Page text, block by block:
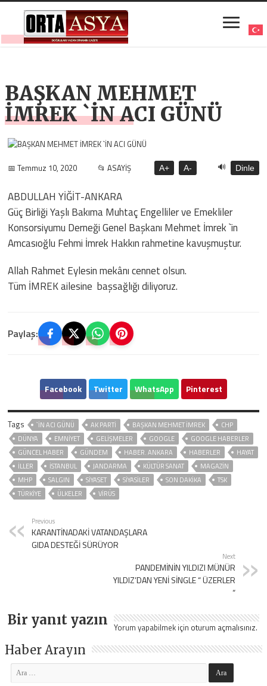
BAŞKAN MEHMET
İMREK `İN ACI GÜNÜ
📅 Temmuz 10, 2020 📂 ASAYİŞ A+ A- 🔊 Dinle
ABDULLAH YİĞİT-ANKARA
Güç Birliği Yaşlı Bakıma Muhtaç Engelliler ve Emekliler
Konsorsiyumu Derneği Genel Başkanı Mehmet İmrek `in
Amcasıoğlu Fehmi İmrek Hakkın rahmetine kavuşmuştur.
Allah Rahmet Eylesin mekânı cennet olsun.
Tüm İMREK ailesine başsağlığı diliyoruz.
Paylaş:
Facebook Twitter WhatsApp Pinterest
Tags `İN ACI GÜNÜ AK PARTİ BAŞKAN MEHMET İMREK
CHP
DÜNYA
EMNİYET GELIŞMELER GOOGLE
GOOGLE HABERLER
GÜNCEL HABER
GÜNDEM HABER. ANKARA HABERLER
HAYAT
İLLER
ISTANBUL JANDARMA KÜLTÜR SANAT
MAGAZİN
MHP
SALGIN SİYASET SİYASİLER SON DAKIKA
TSK
TÜRKİYE
ÜLKELER VIRÜS
Previous
KARANTİNADAKİ VATANDAŞLARA
GIDA DESTEĞİ SÜRÜYOR
Next
PANDEMİNİN YILDIZI MÜNÜR
YILDIZ’DAN YENİ SİNGLE “ ÜZERLER
“
Bir yanıt yazın Yorum yapabilmek için oturum açmalısınız.
Haber Arayın